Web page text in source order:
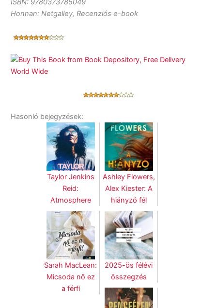
ISBN: 9780373785049
Honnan: Netgalley, Recenziós e-book
Hasonló bejegyzések:
Taylor Jenkins
Reid:
Atmosphere
Ashley Flowers,
Alex Kiester: A
hiányzó fél
Sarah MacLean:
Micsoda nő ez
a férfi
2025-ös félévi
összegzés